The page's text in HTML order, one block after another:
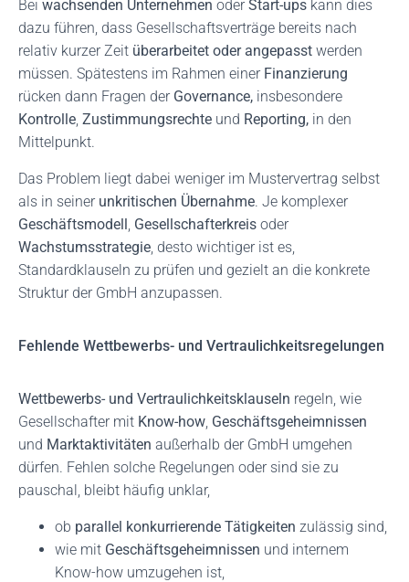
Bei wachsenden Unternehmen oderStart-ups kann dies
dazu führen, dass Gesellschaftsverträge bereits nach
relativ kurzer Zeit überarbeitet oder angepasst werden
müssen. Spätestens im Rahmen einer Finanzierung
rücken dann Fragen der Governance, insbesondere
Kontrolle, Zustimmungsrechte und Reporting, in den
Mittelpunkt.
Das Problem liegt dabei weniger im Mustervertrag selbst
als in seiner unkritischen Übernahme. Je komplexer
Geschäftsmodell, Gesellschafterkreis oder
Wachstumsstrategie, desto wichtiger ist es,
Standardklauseln zu prüfen und gezielt an die konkrete
Struktur der GmbH anzupassen.
Fehlende Wettbewerbs- und Vertraulichkeitsregelungen
Wettbewerbs- und Vertraulichkeitsklauseln regeln, wie
Gesellschafter mit Know-how, Geschäftsgeheimnissen
und Marktaktivitäten außerhalb der GmbH umgehen
dürfen. Fehlen solche Regelungen oder sind sie zu
pauschal, bleibt häufig unklar,
ob parallel konkurrierende Tätigkeiten zulässig sind,
wie mit Geschäftsgeheimnissen und internem
Know-how umzugehen ist,